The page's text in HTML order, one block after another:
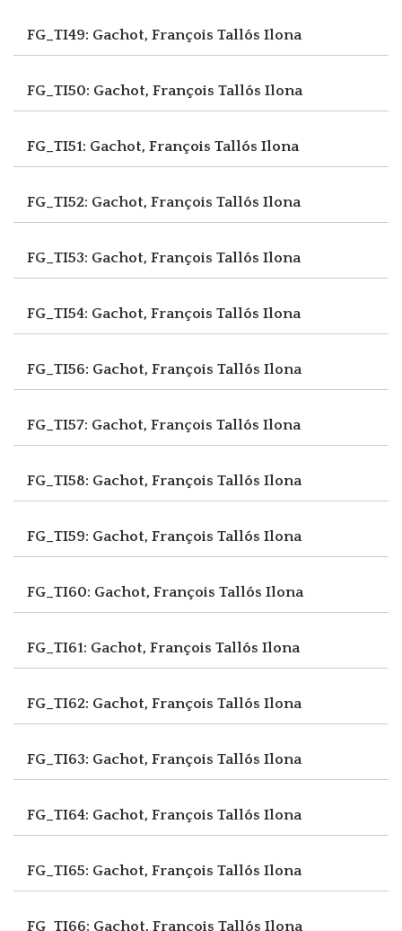
FG_TI49: Gachot, François Tallós Ilona
FG_TI50: Gachot, François Tallós Ilona
FG_TI51: Gachot, François Tallós Ilona
FG_TI52: Gachot, François Tallós Ilona
FG_TI53: Gachot, François Tallós Ilona
FG_TI54: Gachot, François Tallós Ilona
FG_TI56: Gachot, François Tallós Ilona
FG_TI57: Gachot, François Tallós Ilona
FG_TI58: Gachot, François Tallós Ilona
FG_TI59: Gachot, François Tallós Ilona
FG_TI60: Gachot, François Tallós Ilona
FG_TI61: Gachot, François Tallós Ilona
FG_TI62: Gachot, François Tallós Ilona
FG_TI63: Gachot, François Tallós Ilona
FG_TI64: Gachot, François Tallós Ilona
FG_TI65: Gachot, François Tallós Ilona
FG_TI66: Gachot, François Tallós Ilona